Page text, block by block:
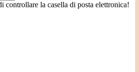
controllare la casella di posta elettronica!